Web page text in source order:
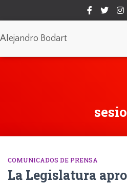
Alejandro Bodart
COMUNICADOS DE PRENSA
La Legislatura